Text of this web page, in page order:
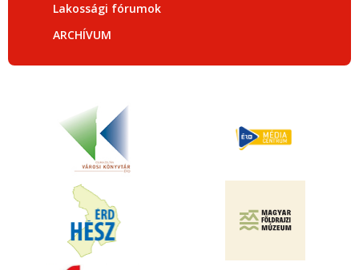
Lakossági fórumok
ARCHÍVUM